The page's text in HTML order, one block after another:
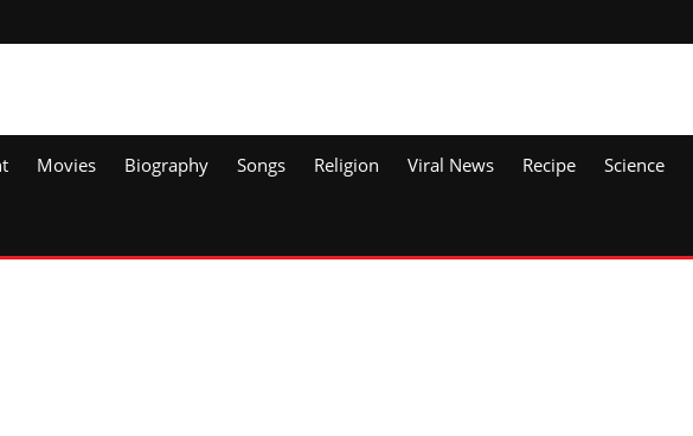
Movies Biography Songs Religion Viral News Recipe Science